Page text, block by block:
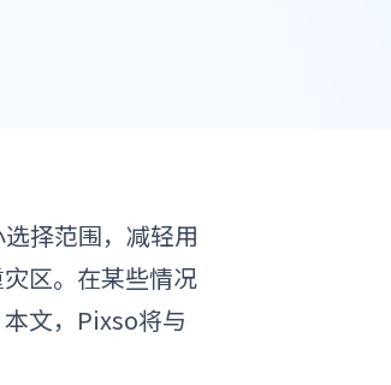
择范围，减轻用
区。在某些情况
文，Pixso将与